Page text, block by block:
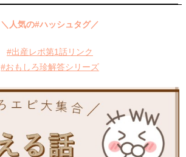
＼人気の#ハッシュタグ／
#出産レポ第1話リンク
#おもしろ珍解答シリーズ